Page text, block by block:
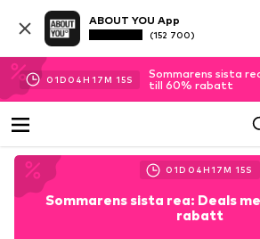
ABOUT YOU App
(152 700)
01D 04H 17M 12S
Sommarens sista
till 60% rabatt
01D 04H17M 12S
Sommarens sista rea: Deals
rabatt